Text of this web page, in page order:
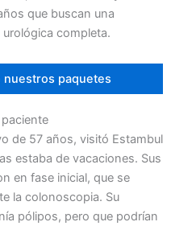
que buscan una
completa.
paquetes
de 57 años, visitó Estambul
estaba de vacaciones. Sus
en fase inicial, que se
la colonoscopia. Su
pólipos, pero que podrían